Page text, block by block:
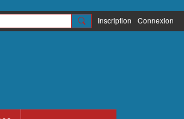
Inscription Connexion